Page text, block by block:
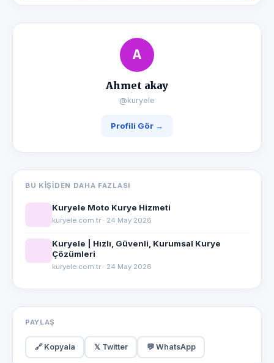
A
Ahmet akay
@kuryele
Profili Gör →
BU KIŞIDEN DAHA FAZLASI
Kuryele Moto Kurye Hizmeti
kuryele.com.tr · 24 May 2026
Kuryele | Hızlı, Güvenli, Kurumsal Kurye
Çözümleri
kuryele.com.tr · 24 May 2026
PAYLAŞ
🔗 Kopyala 𝕏 Twitter 💬 WhatsApp